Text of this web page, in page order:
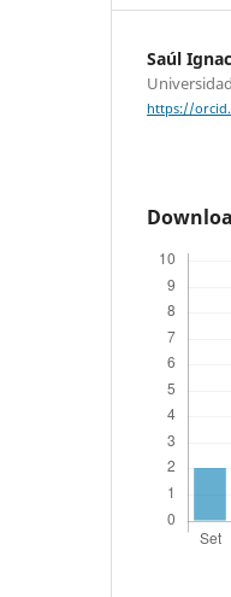
Saúl
https://